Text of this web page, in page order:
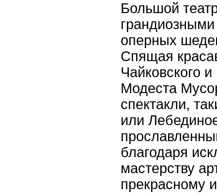
Большой
оперных
Спящая
Чайковского
Модеста
спектакли,
или
благодаря
мастерству
прекрасному